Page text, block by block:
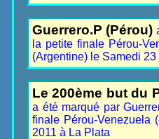
Guerrero.P (Pérou)
la petite finale Pérou-
(Argentine) le Samedi
Le 200ème but du
a été marqué par
finale Pérou-Venezuela
2011 à La Plata